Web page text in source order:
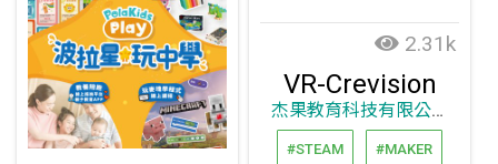
2.31k
VR-Crevision
杰果教育科技有限公司
#STEAM #MAKER